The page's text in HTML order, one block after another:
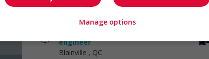
scientifiques
engineer
Blainville , QC
Manage options